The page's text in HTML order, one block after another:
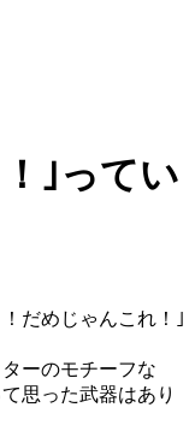
｣ってい
だめじゃんこれ！｣
ーのモチーフな
思った武器はあり